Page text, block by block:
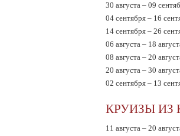
30 августа – 09
04 сентября – 16
14 сентября – 26
06 августа – 18
08 августа – 20
20 августа – 30
02 сентября – 13
КРУИЗЫ ИЗ
11 августа – 20